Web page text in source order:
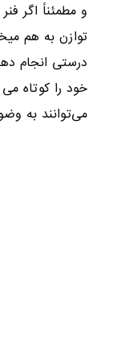
و مطمئناً اگر
توازن به هم
درستی انجام
خود را کوتاه
می‌توانند به